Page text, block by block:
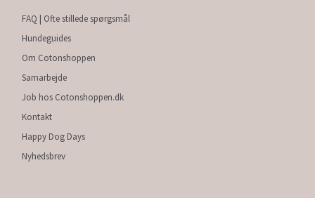
FAQ | Ofte stillede spørgsmål
Hundeguides
Om Cotonshoppen
Samarbejde
Job hos Cotonshoppen.dk
Kontakt
Happy Dog Days
Nyhedsbrev